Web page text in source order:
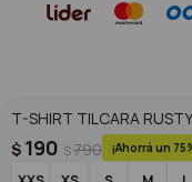
T-SHIRT TILCARA
$ 190 $790 75
© Copyright 2026 / Superoutlet